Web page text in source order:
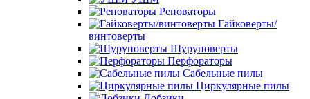
Реноваторы
Гайковерты/
винтоверты
Шуруповерты
Перфораторы
Сабельные пилы
Циркулярные пилы